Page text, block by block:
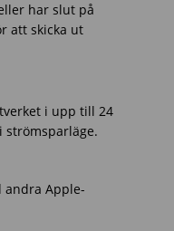
har slut på
att skicka ut
i upp till 24
strömsparläge.
andra Apple-